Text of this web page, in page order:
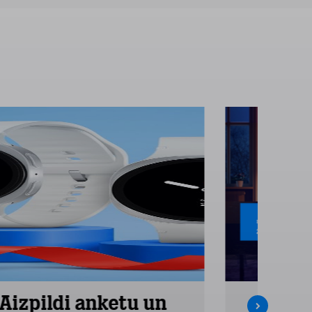
anketu un